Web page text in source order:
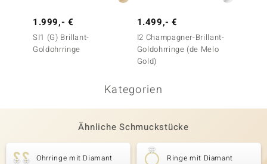
1.999,- €
SI1 (G) Brillant-
Goldohrringe
1.499,- €
I2 Champagner-Brillant-
Goldohrringe (de Melo
Gold)
Kategorien
Ähnliche Schmuckstücke
Ohrringe mit Diamant Ringe mit Diamant